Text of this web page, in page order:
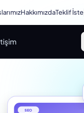
HakkımızdaTeklif İste
SEO